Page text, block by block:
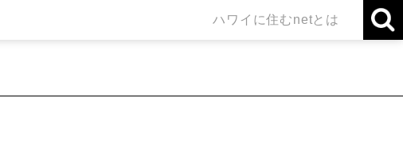
ハワイに住むnetとは